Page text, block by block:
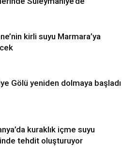
kirli suyu Marmara’ya
Gölü yeniden dolmaya başladı
kuraklık içme suyu
tehdit oluşturuyor